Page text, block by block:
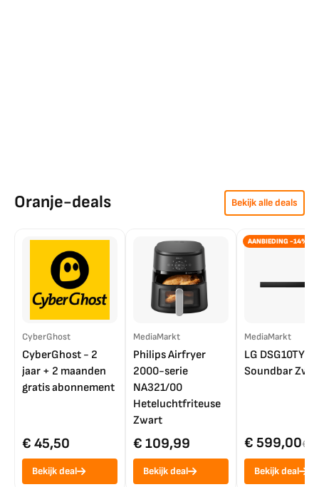
Oranje-deals Bekijk alle deals
CyberGhost
CyberGhost - 2
jaar + 2 maanden
gratis abonnement
€ 45,50
Bekijk deal
MediaMarkt
Philips Airfryer
2000-serie
NA321/00
Heteluchtfriteuse
Zwart
€ 109,99
Bekijk deal
AANBIEDING -14%
MediaMarkt
LG DSG10TY
Soundbar
€ 599,00€
Bekijk deal